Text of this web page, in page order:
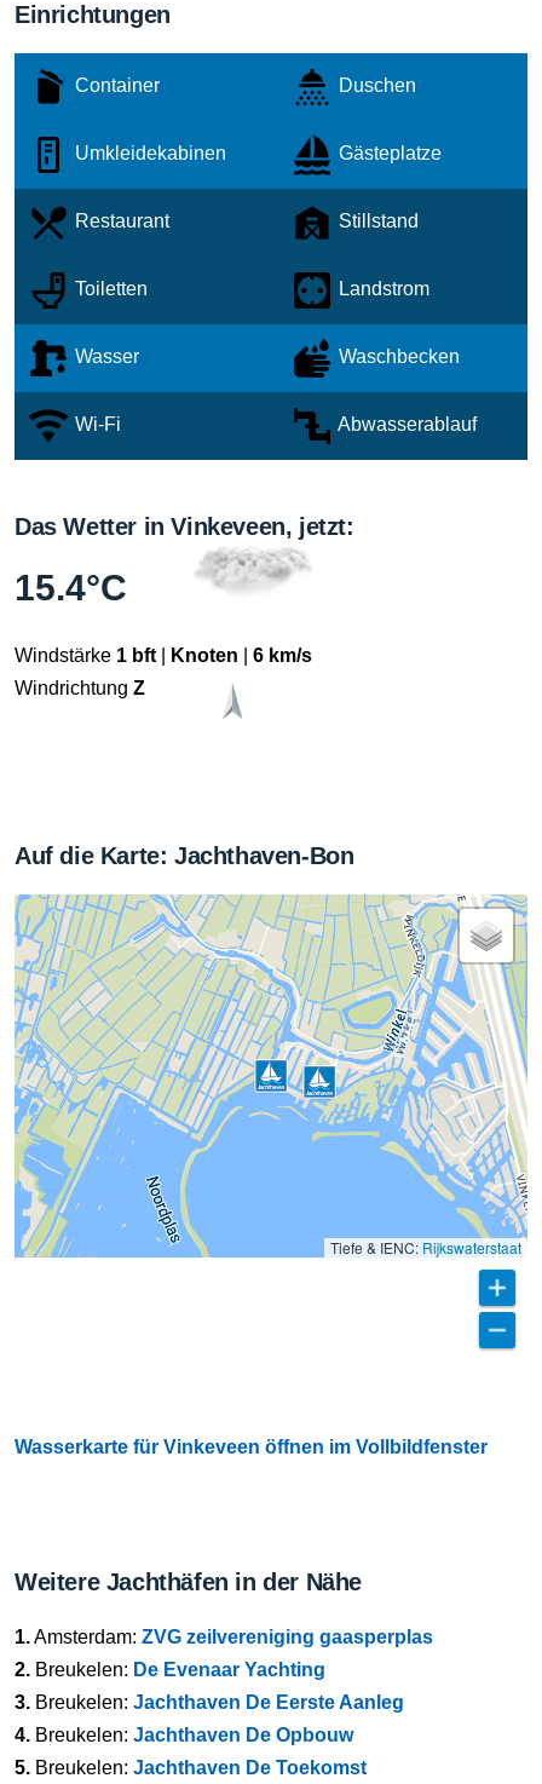
Einrichtungen
Container Duschen
Umkleidekabinen Gästeplatze
Restaurant Stillstand
Toiletten Landstrom
Wasser Waschbecken
Wi-Fi Abwasserablauf
Das Wetter in Vinkeveen, jetzt:
15.4°C
Windstärke 1 bft Knoten
6 km/s
Windrichtung Z
Auf die Karte: Jachthaven-Bon
Tiefe & IENC: Rijkswaterstaat
Wasserkarte für Vinkeveen öffnen im Vollbildfenster
Weitere Jachthäfen in der Nähe
1.Amsterdam: ZVG zeilvereniging gaasperplas
2. Breukelen: De Evenaar Yachting
3. Breukelen: Jachthaven De Eerste Aanleg
4. Breukelen: Jachthaven De Opbouw
5. Breukelen: Jachthaven De Toekomst